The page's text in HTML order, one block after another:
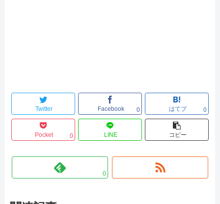
Twitter Facebook 0 はてブ 0
Pocket 0 LINE コピー
0